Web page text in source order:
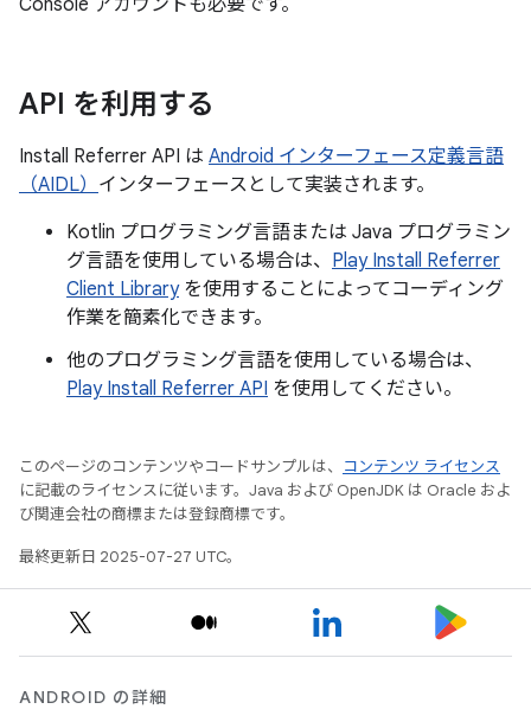
Console アカウントも必要です。
API を利用する
Install Referrer API は Android インターフェース定義言語
（AIDL） インターフェースとして実装されます。
Kotlin プログラミング言語または Java プログラミン
グ言語を使用している場合は、 Play Install Referrer
Client Libraryを使用することによってコーディング
作業を簡素化できます。
他のプログラミング言語を使用している場合は、
Play Install Referrer API を使用してください。
このページのコンテンツやコードサンプルは、
コンテンツ ライセンス
に記載のライセンスに従います。Java および OpenJDK は Oracle およ
び関連会社の商標または登録商標です。
最終更新日 2025-07-27 UTC。
ANDROID の詳細